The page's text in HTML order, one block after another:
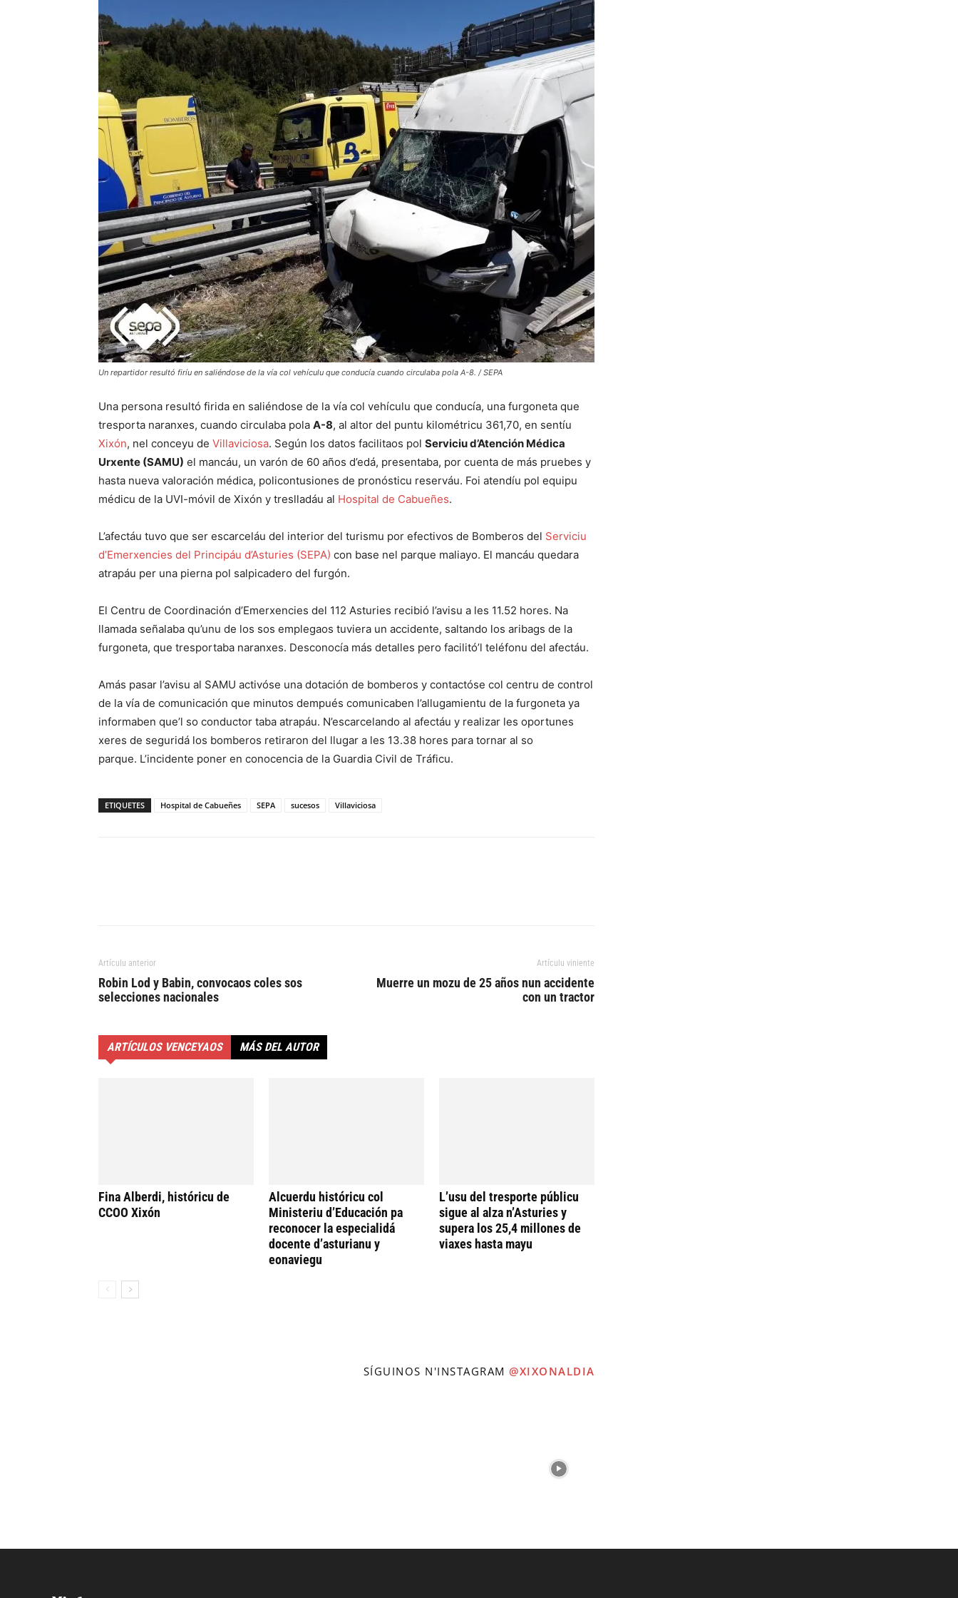
Un repartidor resultó firíu en saliéndose de la vía col vehículu que conducía cuando circulaba pola A-8. / SEPA
Una persona resultó firida en saliéndose de la vía col vehículu que conducía, una furgoneta que
tresporta naranxes, cuando circulaba pola A-8, al altor del puntu kilométricu 361,70, en sentíu
Xixón, nel conceyu de Villaviciosa. Según los datos facilitaos pol Serviciu d’Atención Médica
Urxente (SAMU) el mancáu, un varón de 60 años d’edá, presentaba, por cuenta de más pruebes y
hasta nueva valoración médica, policontusiones de pronósticu reserváu. Foi atendíu pol equipu
médicu de la UVI-móvil de Xixón y treslladáu al Hospital de Cabueñes.
L’afectáu tuvo que ser escarceláu del interior del turismu por efectivos de Bomberos del Serviciu
d’Emerxencies del Principáu d’Asturies (SEPA) con base nel parque maliayo. El mancáu quedara
atrapáu per una pierna pol salpicadero del furgón.
El Centru de Coordinación d’Emerxencies del 112 Asturies recibió l’avisu a les 11.52 hores. Na
llamada señalaba qu’unu de los sos emplegaos tuviera un accidente, saltando los aribags de la
furgoneta, que tresportaba naranxes. Desconocía más detalles pero facilitó’l teléfonu del afectáu.
Amás pasar l’avisu al SAMU activóse una dotación de bomberos y contactóse col centru de control
de la vía de comunicación que minutos dempués comunicaben l’allugamientu de la furgoneta ya
informaben que’l so conductor taba atrapáu. N’escarcelando al afectáu y realizar les oportunes
xeres de seguridá los bomberos retiraron del llugar a les 13.38 hores para tornar al so
parque. L’incidente poner en conocencia de la Guardia Civil de Tráficu.
ETIQUETES Hospital de Cabueñes SEPA sucesos Villaviciosa
Artículu anterior
Robin Lod y Babin, convocaos coles sos
selecciones nacionales
Artículu viniente
Muerre un mozu de 25 años nun accidente
con un tractor
ARTÍCULOS VENCEYAOS MÁS DEL AUTOR
Fina Alberdi, históricu de
CCOO Xixón
Alcuerdu históricu col
Ministeriu d’Educación pa
reconocer la especialidá
docente d’asturianu y
eonaviegu
L’usu del tresporte públicu
sigue al alza n’Asturies y
supera los 25,4 millones de
viaxes hasta mayu
SÍGUINOS N'INSTAGRAM @XIXONALDIA